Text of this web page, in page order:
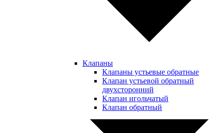
Клапаны
Клапаны устьевые обратные
Клапан устьевой обратный
двухсторонний
Клапан игольчатый
Клапан обратный